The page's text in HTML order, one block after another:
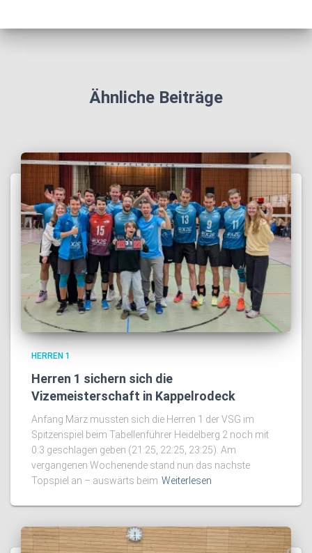
Ähnliche Beiträge
HERREN 1
Herren 1 sichern sich die
Vizemeisterschaft in Kappelrodeck
Anfang März mussten sich die Herren 1 der VSG im
Spitzenspiel beim Tabellenführer Heidelberg 2 noch mit
0:3 geschlagen geben (21:25, 22:25, 23:25). Am
vergangenen Wochenende stand nun das nächste
Topspiel an – auswärts beim Weiterlesen